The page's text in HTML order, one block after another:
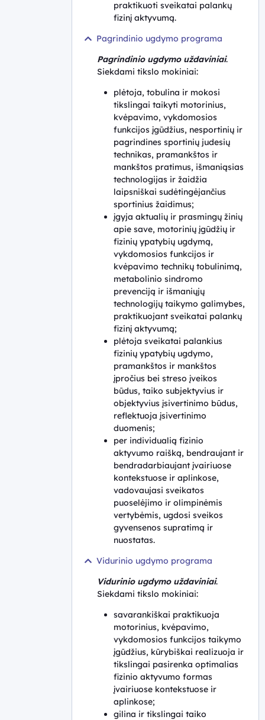
praktikuoti sveikatai palankų
fizinį aktyvumą.
Pagrindinio ugdymo programa
Pagrindinio ugdymo uždaviniai.
Siekdami tikslo mokiniai:
plėtoja, tobulina ir mokosi
tikslingai taikyti motorinius,
kvėpavimo, vykdomosios
funkcijos įgūdžius, nesportinių ir
pagrindines sportinių judesių
technikas, pramankštos ir
mankštos pratimus, išmaniąsias
technologijas ir žaidžia
laipsniškai sudėtingėjančius
sportinius žaidimus;
įgyja aktualių ir prasmingų žinių
apie save, motorinių įgūdžių ir
fizinių ypatybių ugdymą,
vykdomosios funkcijos ir
kvėpavimo technikų tobulinimą,
metabolinio sindromo
prevenciją ir išmaniųjų
technologijų taikymo galimybes,
praktikuojant sveikatai palankų
fizinį aktyvumą;
plėtoja sveikatai palankius
fizinių ypatybių ugdymo,
pramankštos ir mankštos
įpročius bei streso įveikos
būdus, taiko subjektyvius ir
objektyvius įsivertinimo būdus,
reflektuoja įsivertinimo
duomenis;
per individualią fizinio
aktyvumo raišką, bendraujant ir
bendradarbiaujant įvairiuose
kontekstuose ir aplinkose,
vadovaujasi sveikatos
puoselėjimo ir olimpinėmis
vertybėmis, ugdosi sveikos
gyvensenos supratimą ir
nuostatas.
Vidurinio ugdymo programa
Vidurinio ugdymo uždaviniai.
Siekdami tikslo mokiniai:
savarankiškai praktikuoja
motorinius, kvėpavimo,
vykdomosios funkcijos taikymo
įgūdžius, kūrybiškai realizuoja ir
tikslingai pasirenka optimalias
fizinio aktyvumo formas
įvairiuose kontekstuose ir
aplinkose;
gilina ir tikslingai taiko